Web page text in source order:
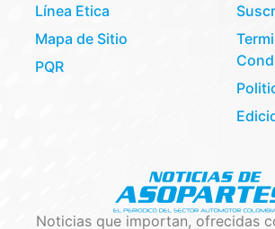
Línea Etica
Mapa de Sitio
PQR
Noticias que importan, ofrecidas